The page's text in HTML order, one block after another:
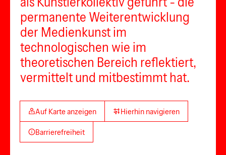
permanente Weiterentwicklung
der Medienkunst im
technologischen wie im
theoretischen Bereich reflektiert,
vermittelt und mitbestimmt hat.
Auf Karte anzeigen Hierhin navigieren
Barrierefreiheit